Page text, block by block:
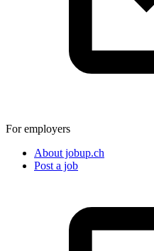
For employers
About jobup.ch
Post a job